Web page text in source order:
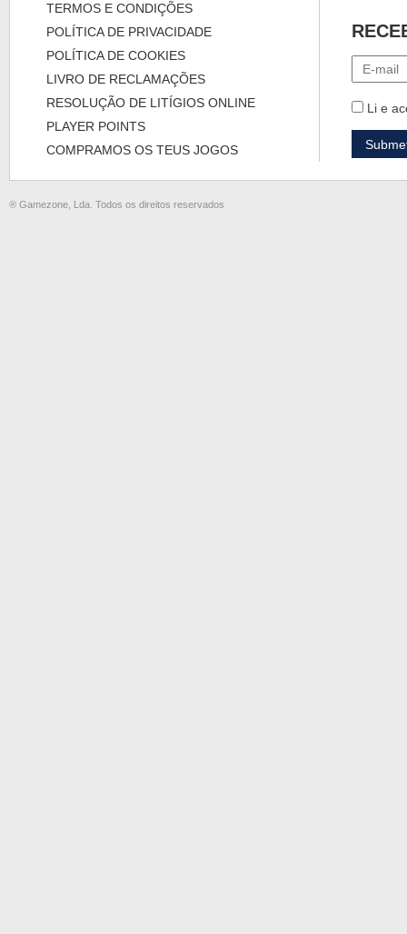
TERMOS E CONDIÇÕES
POLÍTICA DE PRIVACIDADE
POLÍTICA DE COOKIES
LIVRO DE RECLAMAÇÕES
RESOLUÇÃO DE LITÍGIOS ONLINE
PLAYER POINTS
COMPRAMOS OS TEUS JOGOS
Li e
® Gamezone, Lda. Todos os direitos reservados